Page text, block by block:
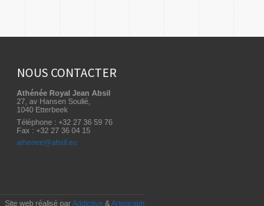
NOUS CONTACTER
Athénée Royal Jean Absil
27, av Hansen Soulié,
1040 Etterbeek
Téléphone : +32 27 36 59 76
Fax : +32 27 36 04 15
athenee@absil.eu
Site web réalisé parAddictive &Artegraph